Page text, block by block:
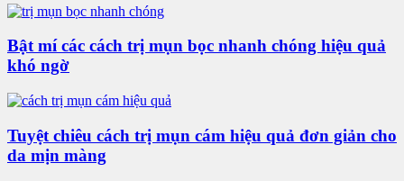
Bật mí các cách trị mụn bọc nhanh chóng hiệu quả
khó ngờ
Tuyệt chiêu cách trị mụn cám hiệu quả đơn giản cho
da mịn màng